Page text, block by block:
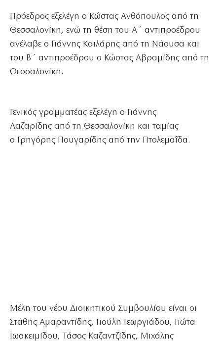
Πρόεδρος εξελέγη ο Κώστας Ανθόπουλος από τη
Θεσσαλονίκη, ενώ τη θέση του Α΄ αντιπροέδρου
ανέλαβε ο Γιάννης Καιλάρης από τη Νάουσα και
του Β΄ αντιπροέδρου ο Κώστας Αβραμίδης από τη
Θεσσαλονίκη.
Γενικός γραμματέας εξελέγη ο Γιάννης
Λαζαρίδης από τη Θεσσαλονίκη και ταμίας
ο Γρηγόρης Πουγαρίδης από την Πτολεμαΐδα.
Μέλη του νέου Διοικητικού Συμβουλίου είναι οι
Στάθης Αμαραντίδης, Γιούλη Γεωργιάδου, Γιώτα
Ιωακειμίδου, Τάσος Καζαντζίδης, Μιχάλης